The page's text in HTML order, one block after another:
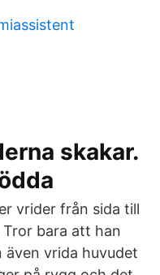
skakar.
vrider från sida till
Tror bara att han
vrida huvudet